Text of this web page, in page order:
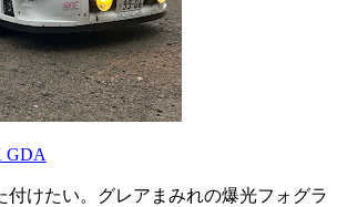
GDA
付けたい。グレアまみれの爆光フォグラ